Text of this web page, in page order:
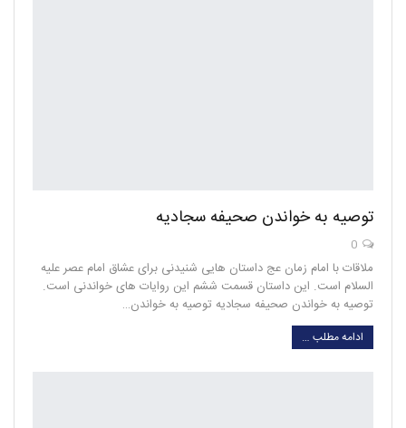
توصیه به خواندن صحیفه سجادیه
ملاقات با امام زمان عج داستان هایی شنیدنی برای عشاق امام عصر علیه
السلام است. این داستان قسمت ششم این روایات های خواندنی است.
توصیه به خواندن صحیفه سجادیه توصیه به خواندن…
ادامه مطلب …